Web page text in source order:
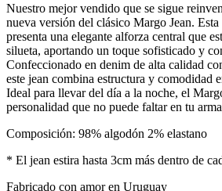
Nuestro mejor vendido que se sigue
nueva versión del clásico Margo Jean.
presenta una elegante alforza central que
silueta, aportando un toque sofisticado y
Confeccionado en denim de alta calidad
este jean combina estructura y comodidad
Ideal para llevar del día a la noche, el
personalidad que no puede faltar en tu
Composición: 98% algodón 2% elastano
* El jean estira hasta 3cm más dentro de
Fabricado con amor en Uruguay